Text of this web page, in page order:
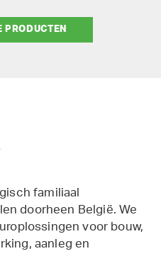
familiaal
doorheen België. We
voor bouw,
aanleg en